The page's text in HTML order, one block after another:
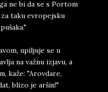
ne bi da se s Portom
za taku evropejsku
upiljuje se u
na važnu izjavu, a
kaže: "Arovdare,
blizo je aršin!"